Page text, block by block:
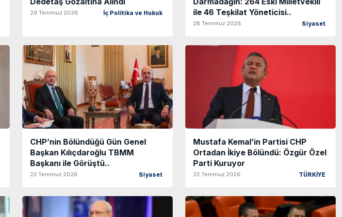
29 Temmuz 2026 İç Politika ve Hukuk
ile 46 Teşkilat Yöneticisi..
28 Temmuz 2026 Siyaset
CHP’nin Bölündüğü Gün Genel
Başkan Kılıçdaroğlu TBMM
Başkanı ile Görüştü..
22 Temmuz 2026 Siyaset
Mustafa Kemal’in Partisi CHP
Ortadan İkiye Bölündü: Özgür Özel
Parti Kuruyor
22 Temmuz 2026 TÜRKİYE